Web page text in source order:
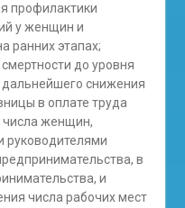
профилактики
у женщин и
ранних этапах;
до уровня
дальнейшего снижения
в оплате труда
женщин,
руководителями
в
и
числа рабочих мест